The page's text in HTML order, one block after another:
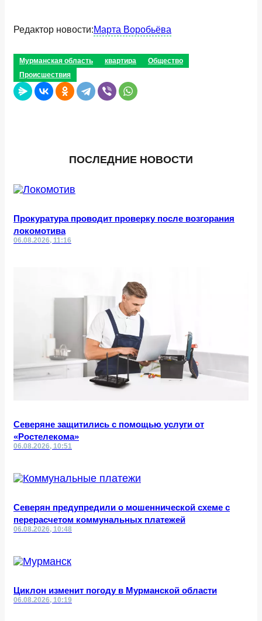
Редактор новости:Марта Воробьёва
Мурманская область квартира
Общество
Происшествия
ПОСЛЕДНИЕ НОВОСТИ
Прокуратура проводит проверку после возгорания
локомотива
06.08.2026, 11:16
Северяне защитились с помощью услуги от
«Ростелекома»
06.08.2026, 10:51
Северян предупредили о мошеннической схеме с
перерасчетом коммунальных платежей
06.08.2026, 10:48
Циклон изменит погоду в Мурманской области
06.08.2026, 10:19